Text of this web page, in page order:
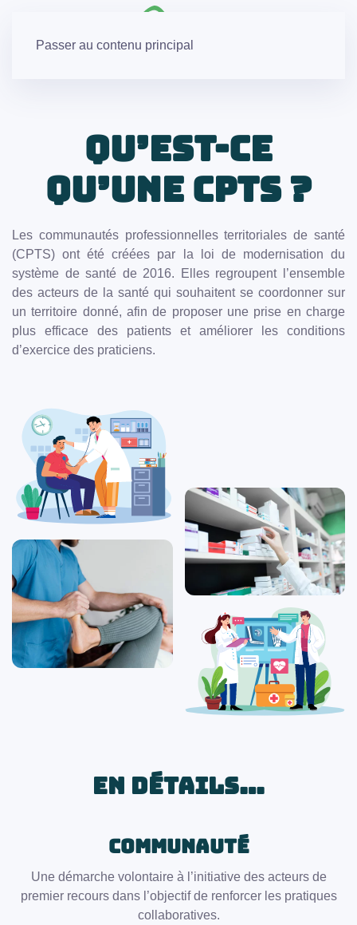
Passer au contenu principal
Qu’est-ce
qu’une CPTS ?
Les communautés professionnelles territoriales de santé
(CPTS) ont été créées par la loi de modernisation du
système de santé de 2016. Elles regroupent l’ensemble
des acteurs de la santé qui souhaitent se coordonner sur
un territoire donné, afin de proposer une prise en charge
plus efficace des patients et améliorer les conditions
d’exercice des praticiens.
En détails…
COMMUNAUTÉ
Une démarche volontaire à l’initiative des acteurs de
premier recours dans l’objectif de renforcer les pratiques
collaboratives.